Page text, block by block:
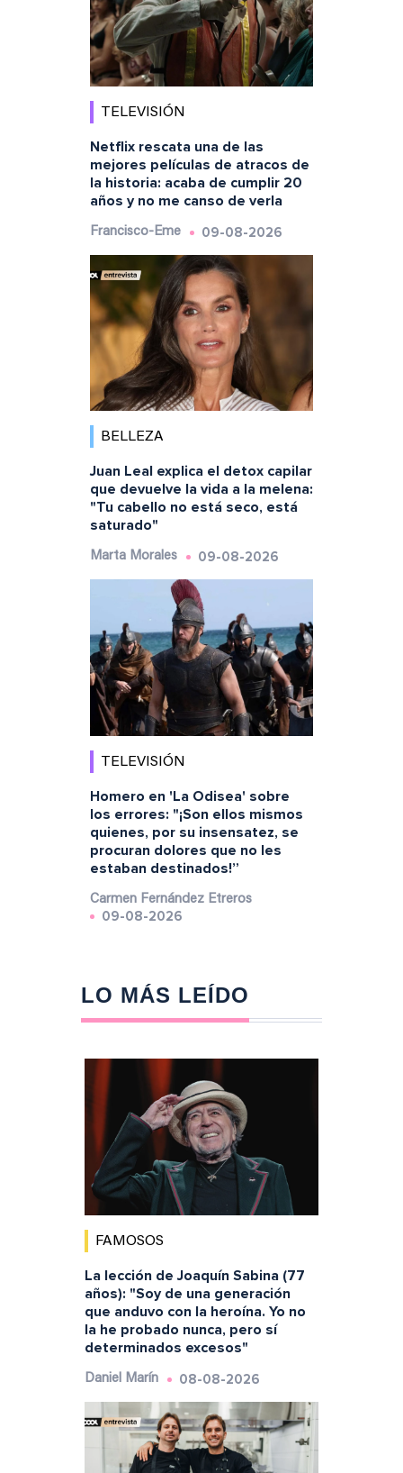
TELEVISIÓN
Netflix rescata una de las
mejores películas de atracos de
la historia: acaba de cumplir 20
años y no me canso de verla
Francisco-Eme 09-08-2026
BELLEZA
Juan Leal explica el detox capilar
que devuelve la vida a la melena:
"Tu cabello no está seco, está
saturado"
Marta Morales 09-08-2026
TELEVISIÓN
Homero en 'La Odisea' sobre
los errores: "¡Son ellos mismos
quienes, por su insensatez, se
procuran dolores que no les
estaban destinados!”
Carmen Fernández Etreros
09-08-2026
LO MÁS LEÍDO
FAMOSOS
La lección de Joaquín Sabina (77
años): "Soy de una generación
que anduvo con la heroína. Yo no
la he probado nunca, pero sí
determinados excesos"
Daniel Marín 08-08-2026